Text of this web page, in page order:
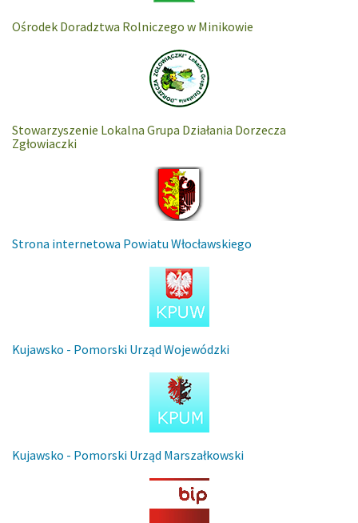
Ośrodek Doradztwa Rolniczego w Minikowie
Stowarzyszenie Lokalna Grupa Działania Dorzecza
Zgłowiaczki
Strona internetowa Powiatu Włocławskiego
Kujawsko - Pomorski Urząd Wojewódzki
Kujawsko - Pomorski Urząd Marszałkowski